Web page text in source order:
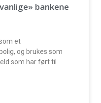
bankene
et
og brukes som
som har ført til